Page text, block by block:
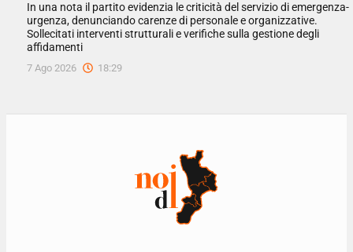
In una nota il partito evidenzia le criticità del servizio di emergenza-
urgenza, denunciando carenze di personale e organizzative.
Sollecitati interventi strutturali e verifiche sulla gestione degli
affidamenti
7 Ago 2026 18:29